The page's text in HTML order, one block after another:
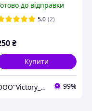
Herrera Good
Кароліна Гуд Гел,
до відправки
5.0 (2)
₴
Купити
OOO"Victory_Parfumerie" 99%